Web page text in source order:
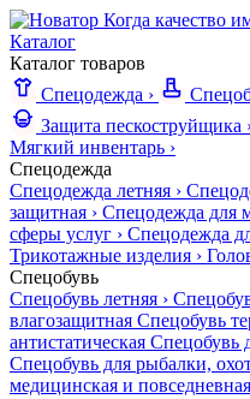
Когда качество
Каталог
Каталог товаров
Спецодежда ›
Защита пескоструйщика
Мягкий инвентарь ›
Спецодежда
Спецодежда летняя ›
защитная › Спецодежда для
сферы услуг › Спецодежда
Трикотажные изделия ›
Спецобувь
Спецобувь летняя ›
влагозащитная Спецобувь
антистатическая Спецобувь
Спецобувь для рыбалки,
медицинская и повседневная